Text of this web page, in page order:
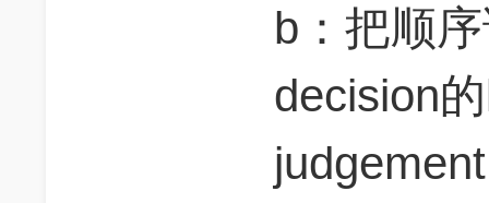
b：把顺
decision